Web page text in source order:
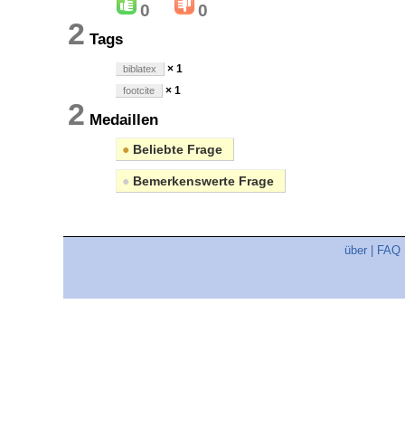
0 0
2 Tags
biblatex × 1
footcite × 1
2 Medaillen
● Beliebte Frage
● Bemerkenswerte Frage
über FAQ